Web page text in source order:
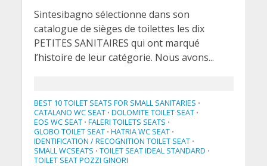
Sintesibagno sélectionne dans son
catalogue de sièges de toilettes les dix
PETITES SANITAIRES qui ont marqué
l’histoire de leur catégorie. Nous avons...
BEST 10 TOILET SEATS FOR SMALL SANITARIES •
CATALANO WC SEAT • DOLOMITE TOILET SEAT •
EOS WC SEAT • FALERI TOILETS SEATS •
GLOBO TOILET SEAT • HATRIA WC SEAT •
IDENTIFICATION / RECOGNITION TOILET SEAT •
SMALL WCSEATS • TOILET SEAT IDEAL STANDARD •
TOILET SEAT POZZI GINORI